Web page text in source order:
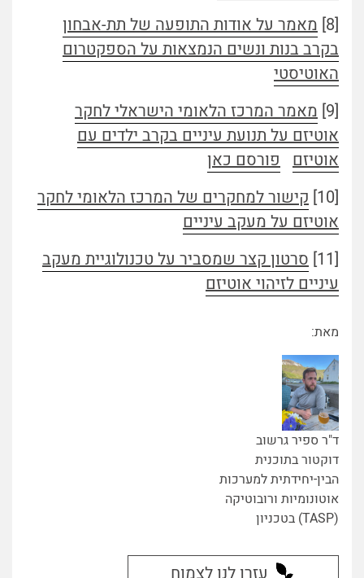
[8]
מאמר על אודות התופעה של תת-אבחון
בקרב בנות ונשים הנמצאות על הספקטרום
האוטיסטי
[9]
מאמר המרכז הלאומי הישראלי לחקר
אוטיזם על תנועת עיניים בקרב ילדים עם
אוטיזם פורסם כאן
[10]
קישור למחקרים של המרכז הלאומי לחקר
אוטיזם על מעקב עיניים
[11]
סרטון קצר שמסביר על טכנולוגיית מעקב
עיניים לזיהוי אוטיזם
מאת:
ד"ר ספיר גרשוב
דוקטור בתוכנית
הבין-יחידתית למערכות
אוטונומיות ורובוטיקה
(TASP) בטכניון